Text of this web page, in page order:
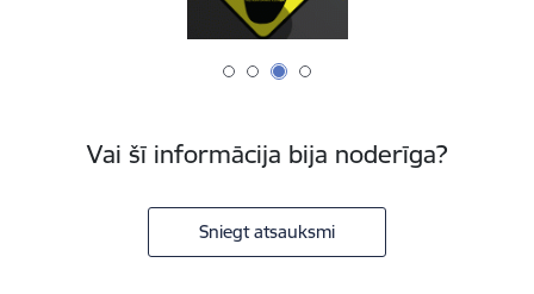
Vai šī informācija bija noderīga?
Sniegt atsauksmi